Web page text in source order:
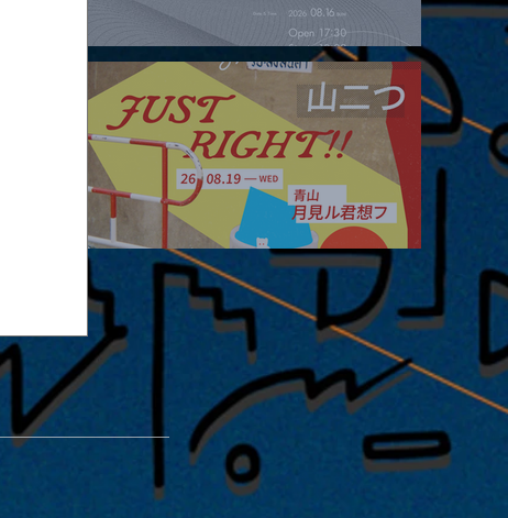
2026.08.16 |【観覧】夜）four dots vol.2
2026.08.19 |【観覧】JUST RIGHT!! vol.27